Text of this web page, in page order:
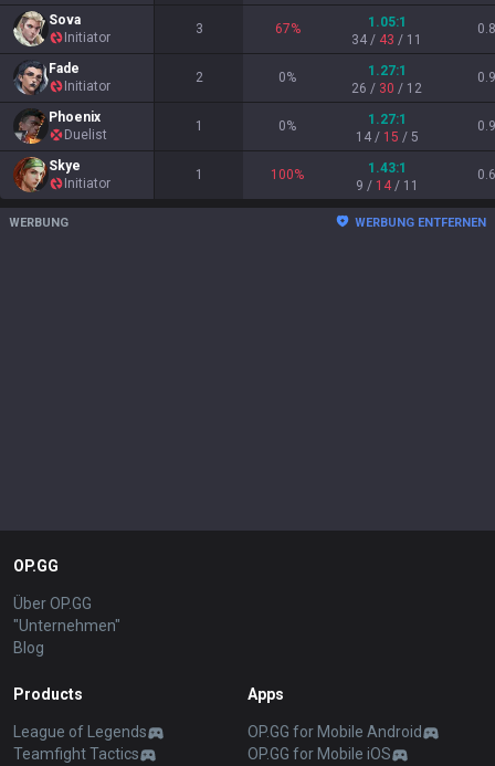
Sova
Initiator
3 67% 1.05:1
34 / 43 / 11
0.8
Fade
Initiator
2 0% 1.27:1
26 / 30 / 12
0.9
Phoenix
Duelist
1 0% 1.27:1
14/ 15 / 5
0.9
Skye
Initiator
1 100% 1.43:1
9 / 14/ 11
0.6
WERBUNG WERBUNG ENTFERNEN
OP.GG
Über OP.GG
"Unternehmen"
Blog
Products
League of Legends
Teamfight Tactics
Apps
OP.GG for Mobile Android
OP.GG for Mobile iOS